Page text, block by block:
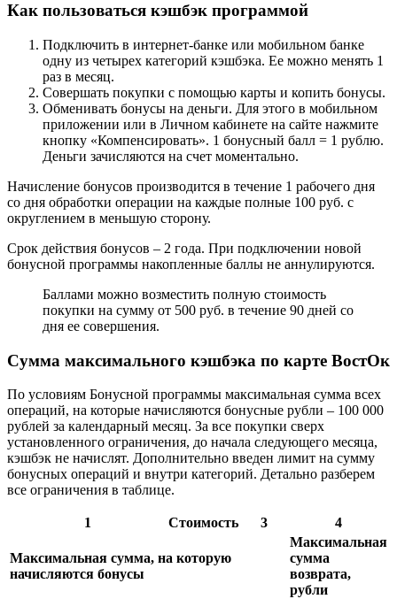
Как пользоваться кэшбэк программой
Подключить в интернет-банке или мобильном банке
одну из четырех категорий кэшбэка. Ее можно менять 1
раз в месяц.
Совершать покупки с помощью карты и копить бонусы.
Обменивать бонусы на деньги. Для этого в мобильном
приложении или в Личном кабинете на сайте нажмите
кнопку «Компенсировать». 1 бонусный балл = 1 рублю.
Деньги зачисляются на счет моментально.
Начисление бонусов производится в течение 1 рабочего дня
со дня обработки операции на каждые полные 100 руб. с
округлением в меньшую сторону.
Срок действия бонусов – 2 года. При подключении новой
бонусной программы накопленные баллы не аннулируются.
Баллами можно возместить полную стоимость
покупки на сумму от 500 руб. в течение 90 дней со
дня ее совершения.
Сумма максимального кэшбэка по карте ВостОк
По условиям Бонусной программы максимальная сумма всех
операций, на которые начисляются бонусные рубли – 100 000
рублей за календарный месяц. За все покупки сверх
установленного ограничения, до начала следующего месяца,
кэшбэк не начислят. Дополнительно введен лимит на сумму
бонусных операций и внутри категорий. Детально разберем
все ограничения в таблице.
1 Стоимость 3 4
Максимальная сумма, на которую
начисляются бонусы
Максимальная
сумма
возврата,
рубли